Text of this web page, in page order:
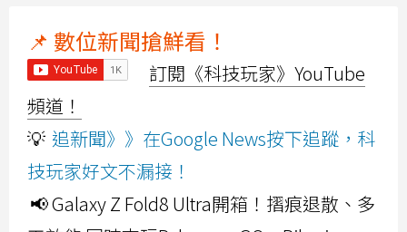
📌 數位新聞搶鮮看！
訂閱《科技玩家》YouTube
頻道！
💡 追新聞》》在Google News按下追蹤，科
技玩家好文不漏接！
📢 Galaxy Z Fold8 Ultra開箱！摺痕退散、多